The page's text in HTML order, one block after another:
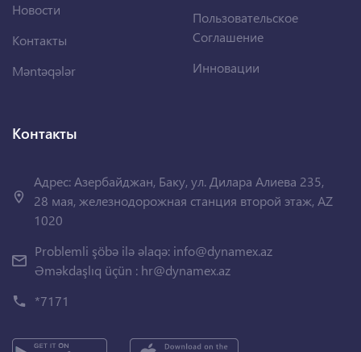
Новости
Контакты
Məntəqələr
Пользовательское
Соглашение
Инновации
Контакты
Адрес: Азербайджан, Баку, ул. Дилара Алиева 235,
28 мая, железнодорожная станция второй этаж, AZ
1020
Problemli şöbə ilə əlaqə: info@dynamex.az
Əməkdaşlıq üçün : hr@dynamex.az
*7171